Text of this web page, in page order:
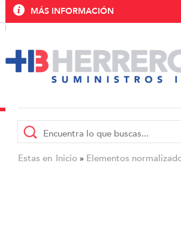
MÁS INFORMACIÓN
Estas en Inicio » Elementos